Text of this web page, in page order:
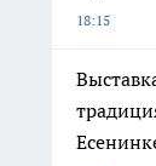
18:15